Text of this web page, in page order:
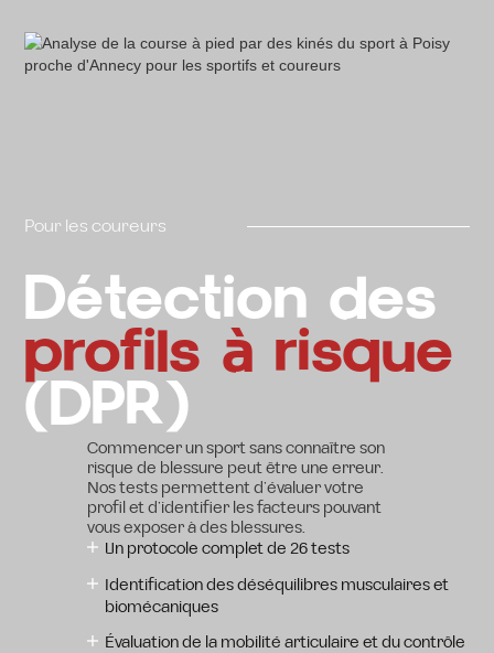
Pour les coureurs
Détection des
profils à risque
(DPR)
Commencer un sport sans connaître son
risque de blessure peut être une erreur.
Nos tests permettent d’évaluer votre
profil et d’identifier les facteurs pouvant
vous exposer à des blessures.
Un protocole complet de 26 tests
Identification des déséquilibres musculaires et
biomécaniques
Évaluation de la mobilité articulaire et du contrôle